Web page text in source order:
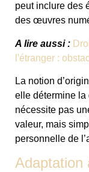
peut inclure des
des œuvres
A lire aussi :
l'étranger :
La notion
elle détermine
nécessite pas
valeur, mais
personnelle de
Adaptation